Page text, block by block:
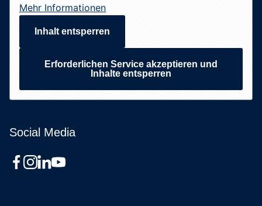
Mehr Informationen
Inhalt entsperren
Erforderlichen Service akzeptieren und
Inhalte entsperren
Social Media